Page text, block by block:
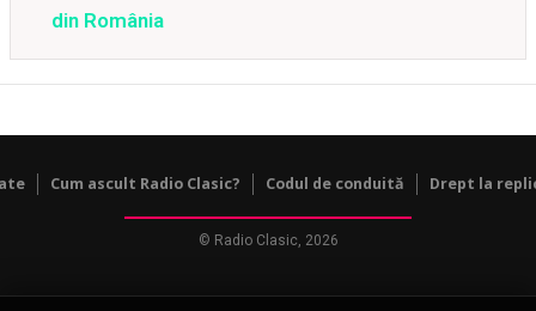
din România
Cum ascult Radio Clasic? Codul de conduită Drept la
© Radio Clasic, 2026